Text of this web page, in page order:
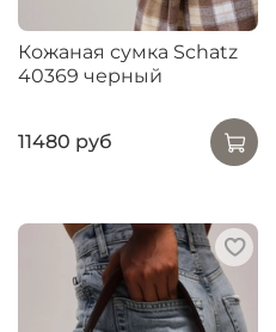
Кожаная сумка Schatz
40369 черный
11480 руб